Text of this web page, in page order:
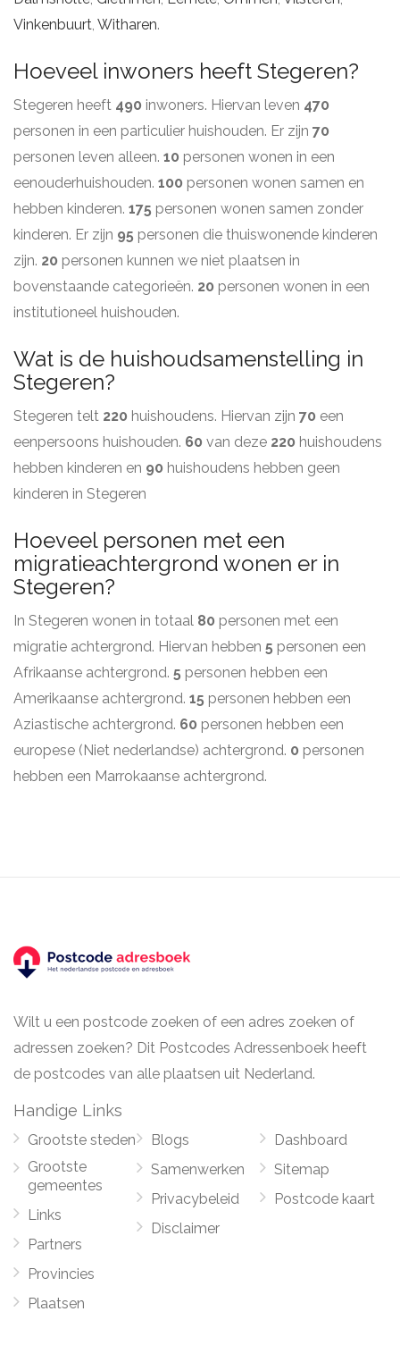
Vinkenbuurt, Witharen.
Hoeveel inwoners heeft Stegeren?
Stegeren heeft 490 inwoners. Hiervan leven 470
personen in een particulier huishouden. Er zijn 70
personen leven alleen. 10 personen wonen in een
eenouderhuishouden. 100 personen wonen samen en
hebben kinderen. 175 personen wonen samen zonder
kinderen. Er zijn 95 personen die thuiswonende kinderen
zijn. 20 personen kunnen we niet plaatsen in
bovenstaande categorieën. 20 personen wonen in een
institutioneel huishouden.
Wat is de huishoudsamenstelling in
Stegeren?
Stegeren telt 220 huishoudens. Hiervan zijn 70 een
eenpersoons huishouden. 60 van deze 220 huishoudens
hebben kinderen en 90 huishoudens hebben geen
kinderen in Stegeren
Hoeveel personen met een
migratieachtergrond wonen er in
Stegeren?
In Stegeren wonen in totaal 80 personen met een
migratie achtergrond. Hiervan hebben 5 personen een
Afrikaanse achtergrond. 5 personen hebben een
Amerikaanse achtergrond. 15 personen hebben een
Aziastische achtergrond. 60 personen hebben een
europese (Niet nederlandse) achtergrond. 0 personen
hebben een Marrokaanse achtergrond.
Wilt u een postcode zoeken of een adres zoeken of
adressen zoeken? Dit Postcodes Adressenboek heeft
de postcodes van alle plaatsen uit Nederland.
Handige Links
Grootste steden
Grootste
gemeentes
Links
Partners
Provincies
Plaatsen
Blogs
Samenwerken
Privacybeleid
Disclaimer
Dashboard
Sitemap
Postcode kaart